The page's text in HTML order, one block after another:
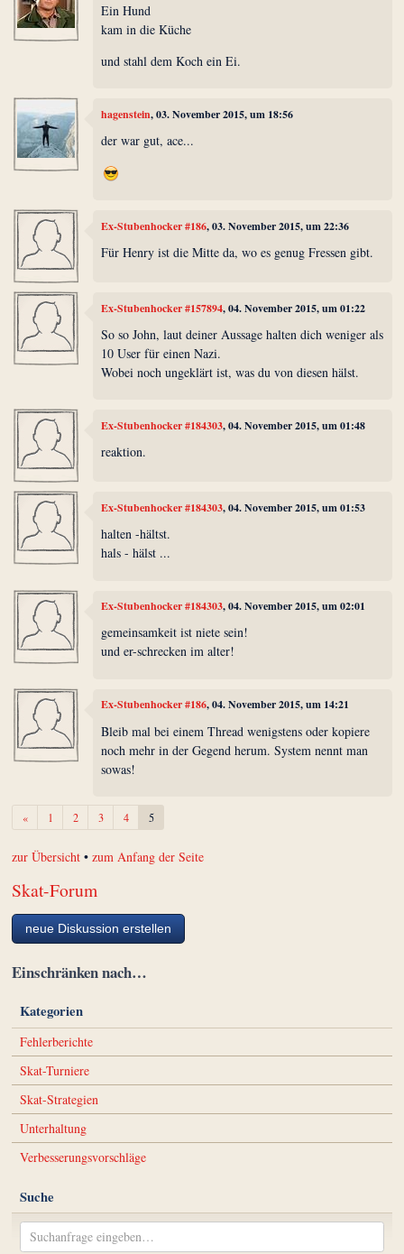
Ein Hund
kam in die Küche
und stahl dem Koch ein Ei.
hagenstein, 03. November 2015, um 18:56
der war gut, ace...
Ex-Stubenhocker #186, 03. November 2015, um 22:36
Für Henry ist die Mitte da, wo es genug Fressen gibt.
Ex-Stubenhocker #157894, 04. November 2015, um 01:22
So so John, laut deiner Aussage halten dich weniger als
10 User für einen Nazi.
Wobei noch ungeklärt ist, was du von diesen hälst.
Ex-Stubenhocker #184303, 04. November 2015, um 01:48
reaktion.
Ex-Stubenhocker #184303, 04. November 2015, um 01:53
halten -hältst.
hals - hälst ...
Ex-Stubenhocker #184303, 04. November 2015, um 02:01
gemeinsamkeit ist niete sein!
und er-schrecken im alter!
Ex-Stubenhocker #186, 04. November 2015, um 14:21
Bleib mal bei einem Thread wenigstens oder kopiere
noch mehr in der Gegend herum. System nennt man
sowas!
«Zurück1 2 3 4 5
zur Übersicht •zum Anfang der Seite
Skat-Forum
neue Diskussion erstellen
Einschränken nach…
Kategorien
Fehlerberichte
Skat-Turniere
Skat-Strategien
Unterhaltung
Verbesserungsvorschläge
Suche